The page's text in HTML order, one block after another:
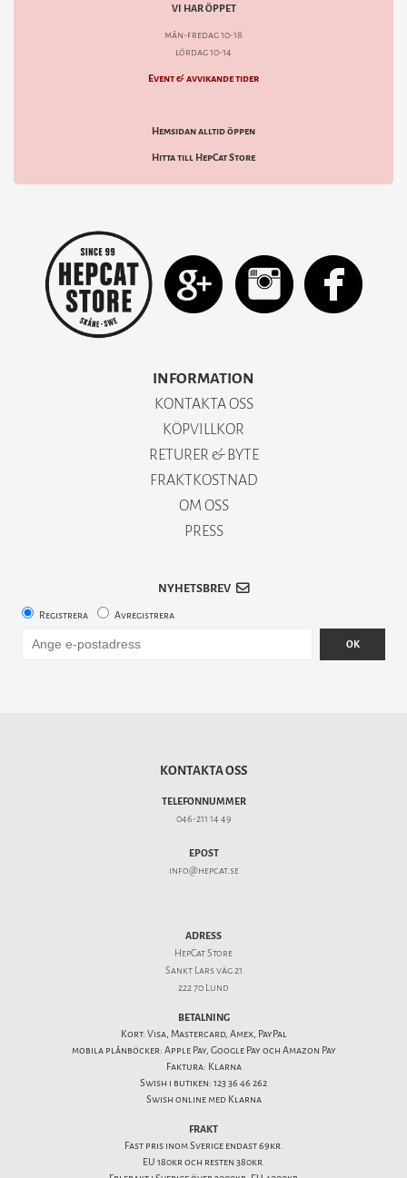
VI HAR ÖPPET
mån-fredag 10-18
lördag 10-14
Event & avvikande tider
Hemsidan alltid öppen
Hitta till HepCat Store
INFORMATION
KONTAKTA OSS
KÖPVILLKOR
RETURER & BYTE
FRAKTKOSTNAD
OM OSS
PRESS
NYHETSBREV
Registrera Avregistrera
OK
KONTAKTA OSS
TELEFONNUMMER
046-211 14 49
EPOST
info@hepcat.se
ADRESS
HepCat Store
Sankt Lars väg 21
222 70 Lund
BETALNING
Kort: Visa, Mastercard, Amex, PayPal
mobila plånböcker: Apple Pay, Google Pay och Amazon Pay
Faktura: Klarna
Swish i butiken: 123 36 46 262
Swish online med Klarna
FRAKT
Fast pris inom Sverige endast 69kr.
EU 180kr och resten 380kr.